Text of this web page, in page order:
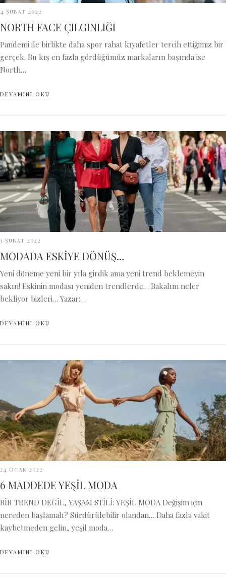
4 Şubat 2022
NORTH FACE ÇILGINLIĞI
Pandemi ile birlikte daha spor rahat kıyafetler tercih ettiğimiz bir
gerçek. Bu kış en fazla gördüğümüz markaların başında ise
North…
DEVAMINI OKU
3 Şubat 2022
MODADA ESKİYE DÖNÜŞ…
Yeni döneme yeni bir yıla girdik ama yeni trend beklemeyin
sakın! Eskinin modası yeniden trendlerde… Bakalım neler
bekliyor bizleri… Yazar:…
DEVAMINI OKU
24 Ocak 2022
6 MADDEDE YEŞİL MODA
BİR TREND DEĞİL, YAŞAM STİLİ: YEŞİL MODA Değişim için
nereden başlamalı? Sürdürülebilir olandan… Daha fazla vakit
kaybetmeden gelin, yeşil moda…
DEVAMINI OKU